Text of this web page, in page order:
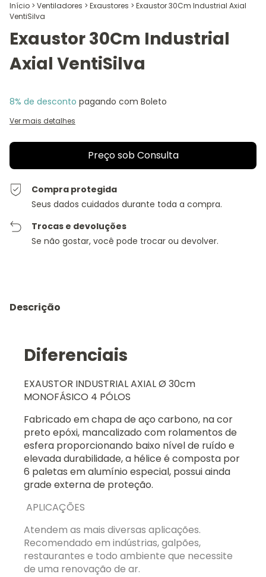
Início > Ventiladores > Exaustores > Exaustor 30Cm Industrial Axial
VentiSilva
Exaustor 30Cm Industrial
Axial VentiSilva
8% de desconto pagando com Boleto
Ver mais detalhes
Compra protegida
Seus dados cuidados durante toda a compra.
Trocas e devoluções
Se não gostar, você pode trocar ou devolver.
Descrição
Diferenciais
EXAUSTOR INDUSTRIAL AXIAL Ø 30cm
MONOFÁSICO 4 PÓLOS
Fabricado em chapa de aço carbono, na cor
preto epóxi, mancalizado com rolamentos de
esfera proporcionando baixo nível de ruído e
elevada durabilidade, a hélice é composta por
6 paletas em alumínio especial, possui ainda
grade externa de proteção.
APLICAÇÕES
Atendem as mais diversas aplicações.
Recomendado em indústrias, galpões,
restaurantes e todo ambiente que necessite
de uma renovação de ar.